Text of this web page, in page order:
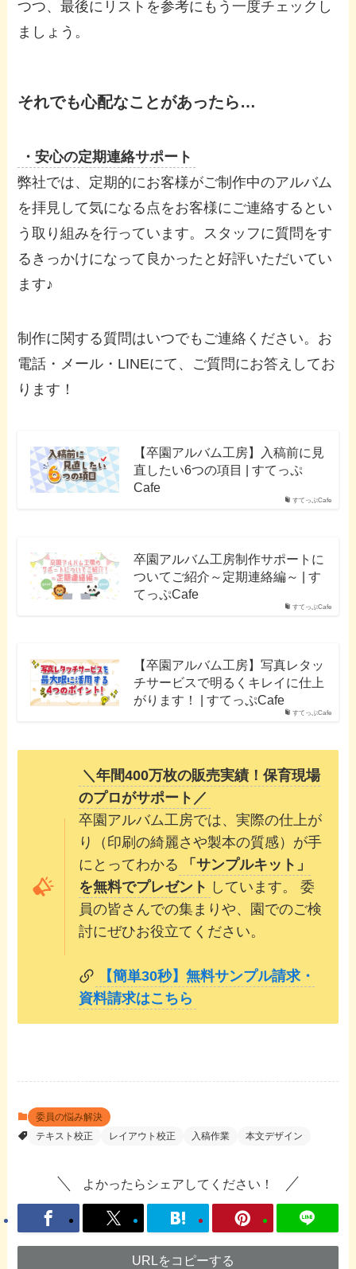
つつ、最後にリストを参考にもう一度チェックし
ましょう。
それでも心配なことがあったら…
・安心の定期連絡サポート
弊社では、定期的にお客様がご制作中のアルバム
を拝見して気になる点をお客様にご連絡するとい
う取り組みを行っています。スタッフに質問をす
るきっかけになって良かったと好評いただいてい
ます♪
制作に関する質問はいつでもご連絡ください。お
電話・メール・LINEにて、ご質問にお答えしてお
ります！
すてっぷCafe
【卒園アルバム工房】入稿前に見
直したい6つの項目 | すてっぷ
Cafe
すてっぷCafe
卒園アルバム工房制作サポートに
ついてご紹介～定期連絡編～ | す
てっぷCafe
すてっぷCafe
【卒園アルバム工房】写真レタッ
チサービスで明るくキレイに仕上
がります！ | すてっぷCafe
＼年間400万枚の販売実績！保育現場
のプロがサポート／
卒園アルバム工房では、実際の仕上が
り（印刷の綺麗さや製本の質感）が手
にとってわかる
「サンプルキット」
を無料でプレゼント しています。 委
員の皆さんでの集まりや、園でのご検
討にぜひお役立てください。
【簡単30秒】無料サンプル請求・
資料請求はこちら
委員の悩み解決
テキスト校正
レイアウト校正 入稿作業 本文デザイン
よかったらシェアしてください！
URLをコピーする